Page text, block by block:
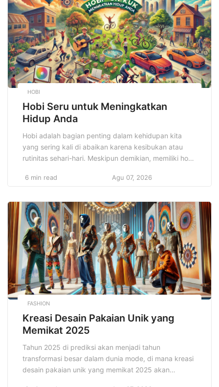
makanan yang mendukung fungsi otak,
meningkatkan daya tahan […]
HOBI
Hobi Seru untuk Meningkatkan
Hidup Anda
Hobi adalah bagian penting dalam kehidupan kita
yang sering kali di abaikan karena kesibukan atau
rutinitas sehari-hari. Meskipun demikian, memiliki hobi
Hobi seru untuk meningkatkan hidup Anda dapat
hingga mental. Melalui berbagai kegiatan yang
menyenangkan, hobi bisa menjadi sarana untuk
meredakan […]
6 min read Agu 07, 2026
FASHION
Kreasi Desain Pakaian Unik yang
Memikat 2025
Tahun 2025 di prediksi akan menjadi tahun
transformasi besar dalam dunia mode, di mana kreasi
desain pakaian unik yang memikat 2025 akan